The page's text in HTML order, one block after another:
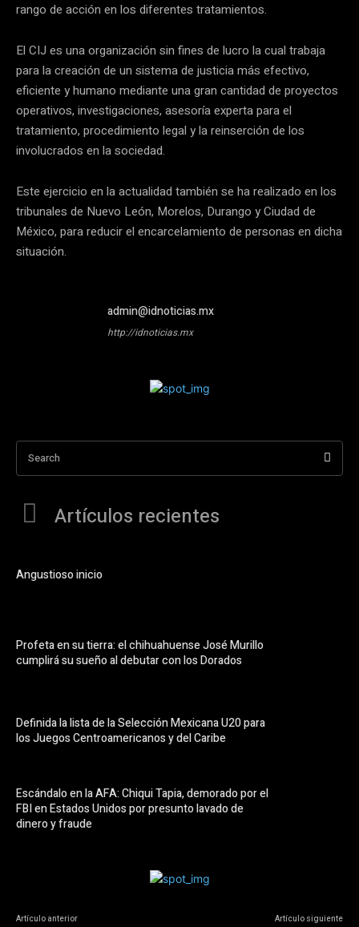
rango de acción en los diferentes tratamientos.
El CIJ es una organización sin fines de lucro la cual trabaja
para la creación de un sistema de justicia más efectivo,
eficiente y humano mediante una gran cantidad de proyectos
operativos, investigaciones, asesoría experta para el
tratamiento, procedimiento legal y la reinserción de los
involucrados en la sociedad.
Este ejercicio en la actualidad también se ha realizado en los
tribunales de Nuevo León, Morelos, Durango y Ciudad de
México, para reducir el encarcelamiento de personas en dicha
situación.
admin@idnoticias.mx
http://idnoticias.mx
Search
Artículos recientes
Angustioso inicio
Profeta en su tierra: el chihuahuense José Murillo
cumplirá su sueño al debutar con los Dorados
Definida la lista de la Selección Mexicana U20 para
los Juegos Centroamericanos y del Caribe
Escándalo en la AFA: Chiqui Tapia, demorado por el
FBI en Estados Unidos por presunto lavado de
dinero y fraude
Artículo anterior Artículo siguiente